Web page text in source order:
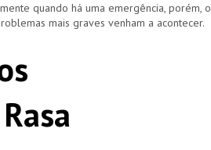
quando há uma emergência, porém, o
mais graves venham a acontecer.